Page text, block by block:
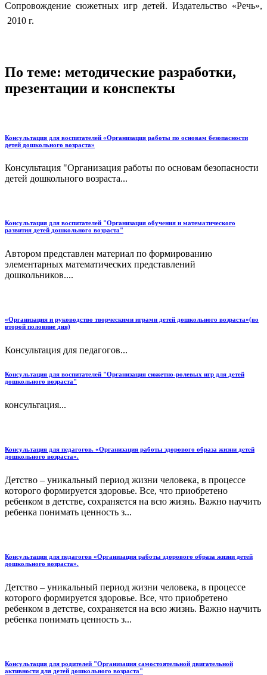
Сопровождение сюжетных игр детей. Издательство «Речь»,
2010 г.
По теме: методические разработки,
презентации и конспекты
Консультация для воспитателей «Организация работы по основам безопасности
детей дошкольного возраста»
Консультация "Организация работы по основам безопасности
детей дошкольного возраста...
Консультация для воспитателей "Организация обучения и математического
развития детей дошкольного возраста"
Автором представлен материал по формированию
элементарных математических представлений
дошкольников....
«Организация и руководство творческими играми детей дошкольного возраста»(во
второй половине дня)
Консультация для педагогов...
Консультация для воспитателей "Организация сюжетно-ролевых игр для детей
дошкольного возраста"
консультация...
Консультация для педагогов. «Организация работы здорового образа жизни детей
дошкольного возраста».
Детство – уникальный период жизни человека, в процессе
которого формируется здоровье. Все, что приобретено
ребенком в детстве, сохраняется на всю жизнь. Важно научить
ребенка понимать ценность з...
Консультация для педагогов «Организация работы здорового образа жизни детей
дошкольного возраста».
Детство – уникальный период жизни человека, в процессе
которого формируется здоровье. Все, что приобретено
ребенком в детстве, сохраняется на всю жизнь. Важно научить
ребенка понимать ценность з...
Консультация для родителей "Организация самостоятельной двигательной
активности для детей дошкольного возраста"